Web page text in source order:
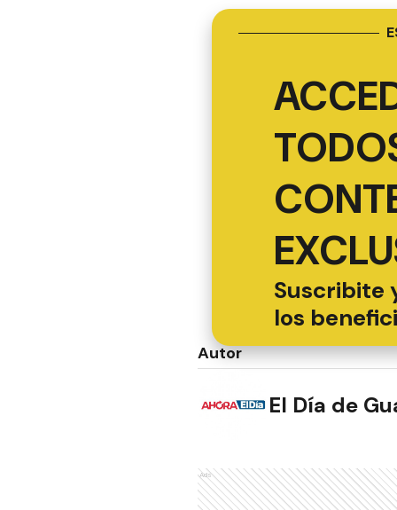
Suscribite
los
Autor
El Día de
Ads